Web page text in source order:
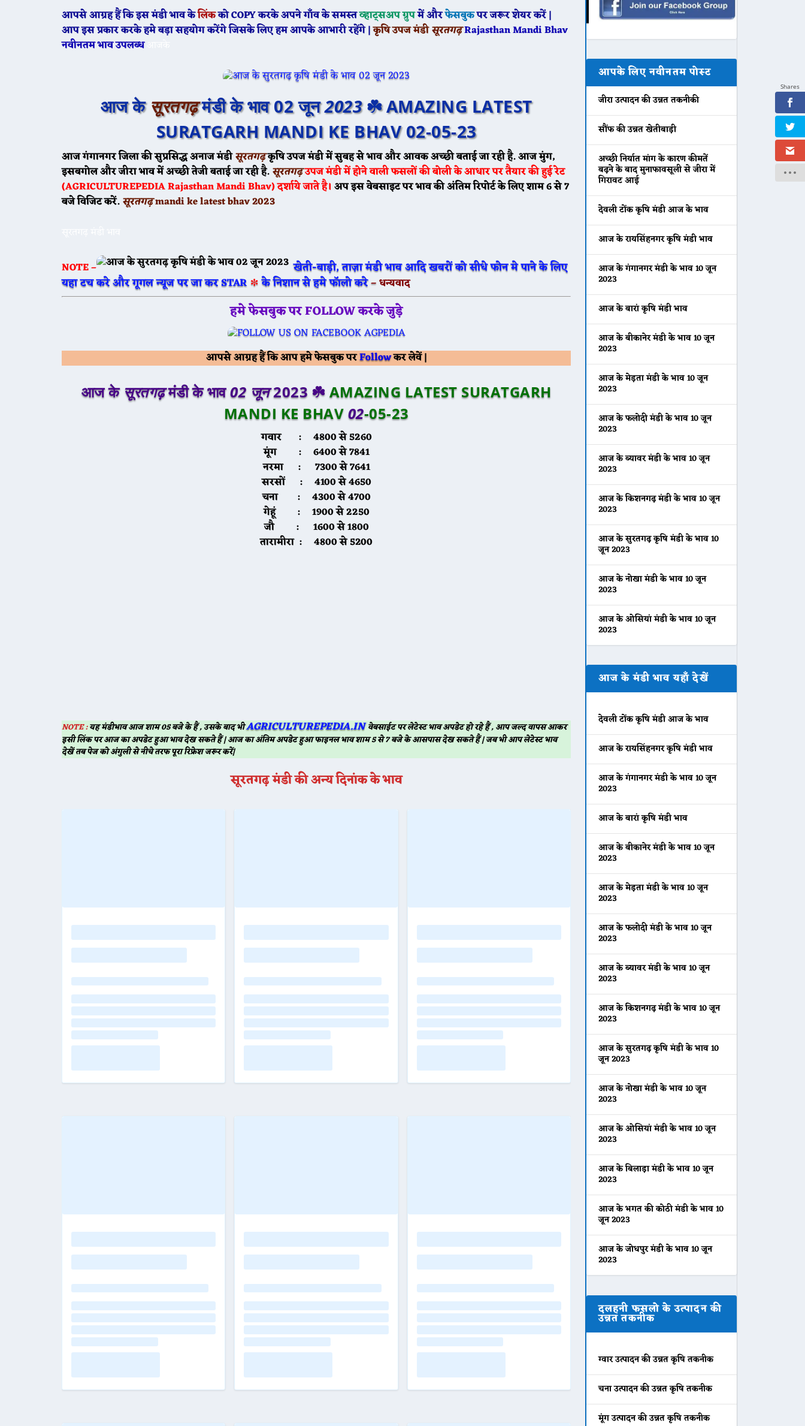
आपसे आग्रह हैं कि इस मंडी भाव केलिंकको COPY करके अपने गाँव के समस्तव्हाट्सअप ग्रुपमें औरफेसबुकपर जरूर शेयर करें |
आप इस प्रकार करके हमे बड़ा सहयोग करेंगे जिसके लिए हम आपके आभारी रहेंगे |कृषि उपज मंडीसूरतगढ़Rajasthan Mandi Bhav
नवीनतम भाव उपलब्ध
आज केसूरतगढ़मंडी के भाव 02 जून2023☘️ AMAZING LATEST
SURATGARH MANDI KE BHAV 02-05-23
आज गंगानगर जिला की सुप्रसिद्ध अनाज मंडीसूरतगढ़कृषि उपज मंडी में सुबह से भाव और आवक अच्छी बताई जा रही है. आज मुंग,
इसबगोल और जीरा भाव में अच्छी तेजी बताई जा रही है.सूरतगढ़उपज मंडी में होने वाली फसलों की बोली के आधार पर तैयार की हुई रेट
(AGRICULTUREPEDIA Rajasthan Mandi Bhav) दर्शाये जाते है। अप इस वेबसाइट पर भाव की अंतिम रिपोर्ट के लिए शाम 6 से 7
बजे विजिट करें.सूरतगढ़mandi ke latest bhav 2023
NOTE –
खेती-बाड़ी, ताज़ा मंडी भाव आदि खबरों को सीधे फोन मे पाने के लिए
यहा टच करे और गूगल न्यूज पर जा कर STAR∗के निशान से हमे फॉलो करे–धन्यवाद
हमे फेसबुक पर FOLLOW करके जुड़े
आपसे आग्रह हैं कि आप हमे फेसबुक परFollowकर लेवें |
आज के सूरतगढ़मंडी के भाव02 जून2023 ☘️ AMAZING LATEST SURATGARH
MANDI KE BHAV 02-05-23
गवार :4800 से 5260
मूंग :
6400 से 7841
नरमा :
7300 से 7641
सरसों : 4100 से 4650
चना :
4300 से 4700
गेहूं :
1900 से 2250
जौ : 1600 से 1800
तारामीरा :
4800 से 5200
NOTE :यह मंडीभाव आज शाम 05 बजे के हैं , उसके बाद भीAGRICULTUREPEDIA.INवेबसाईट पर लेटेस्ट भाव अपडेट हो रहे हैं , आप जल्द वापस आकर
इसी लिंक पर आज का अपडेट हुआ भाव देख सकते हैं | आज का अंतिम अपडेट हुआ फाइनल भाव शाम 5 से 7 बजे के आसपास देख सकते हैं | जब भी आप लेटेस्ट भाव
देखें तब पेज को अंगुली से नीचे तरफ पूरा रिफ्रेश जरूर करें|
सूरतगढ़ मंडी की अन्य दिनांक के भाव
आपके लिए नवीनतम पोस्ट
जीरा उत्पादन की उन्नत तकनीकी
सौंफ की उन्नत खेतीबाड़ी
अच्छी निर्यात मांग के कारण कीमतें
बढ़ने के बाद मुनाफावसूली से जीरा में
गिरावट आई
देवली टोंक कृषि मंडी आज के भाव
आज के रायसिंहनगर कृषि मंडी भाव
आज के गंगानगर मंडी के भाव 10 जून
2023
आज के बारां कृषि मंडी भाव
आज के बीकानेर मंडी के भाव 10 जून
2023
आज के मेड़ता मंडी के भाव 10 जून
2023
आज के फलोदी मंडी के भाव 10 जून
2023
आज के ब्यावर मंडी के भाव 10 जून
2023
आज के किशनगढ़ मंडी के भाव 10 जून
2023
आज के सुरतगढ़ कृषि मंडी के भाव 10
जून 2023
आज के नोखा मंडी के भाव 10 जून
2023
आज के ओसियां मंडी के भाव 10 जून
2023
आज के मंडी भाव यहाँ देखें
देवली टोंक कृषि मंडी आज के भाव
आज के रायसिंहनगर कृषि मंडी भाव
आज के गंगानगर मंडी के भाव 10 जून
2023
आज के बारां कृषि मंडी भाव
आज के बीकानेर मंडी के भाव 10 जून
2023
आज के मेड़ता मंडी के भाव 10 जून
2023
आज के फलोदी मंडी के भाव 10 जून
2023
आज के ब्यावर मंडी के भाव 10 जून
2023
आज के किशनगढ़ मंडी के भाव 10 जून
2023
आज के सुरतगढ़ कृषि मंडी के भाव 10
जून 2023
आज के नोखा मंडी के भाव 10 जून
2023
आज के ओसियां मंडी के भाव 10 जून
2023
आज के बिलाड़ा मंडी के भाव 10 जून
2023
आज के भगत की कोठी मंडी के भाव 10
जून 2023
आज के जोधपुर मंडी के भाव 10 जून
2023
दलहनी फसलो के उत्पादन की
उन्नत तकनीक
ग्वार उत्पादन की उन्नत कृषि तकनीक
चना उत्पादन की उन्नत कृषि तकनीक
मूंग उत्पादन की उन्नत कृषि तकनीक
Shares